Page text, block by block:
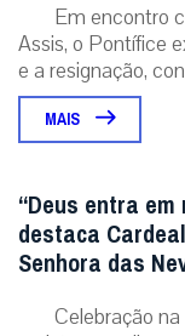
Em encontro
Assis, o Pontífice
e a resignação,
MAIS
“Deus entra
destaca
Senhora das
Celebração